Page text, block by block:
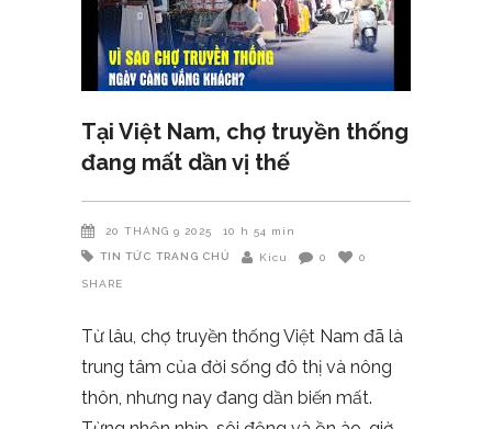
Tại Việt Nam, chợ truyền thống
đang mất dần vị thế
20 THÁNG 9 2025 10 h 54 min
TIN TỨC TRANG CHỦ Kicu 0 0
SHARE
Từ lâu, chợ truyền thống Việt Nam đã là
trung tâm của đời sống đô thị và nông
thôn, nhưng nay đang dần biến mất.